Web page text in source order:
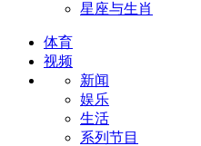
星座与生肖
体育
视频
新闻
娱乐
生活
系列节目